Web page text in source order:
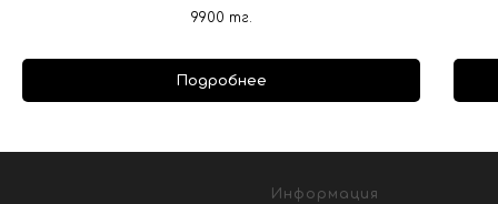
9900 тг.
Подробнее
Информация